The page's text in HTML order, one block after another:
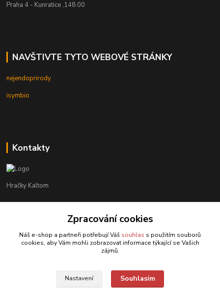
Praha 4 - Kunratice ,148 00
NAVŠTIVTE TYTO WEBOVÉ STRÁNKY
nejendoprirody
isymbio
Kontakty
Hračky Kaltom
+420 777 538 008
hrackykaltom@gmail.com
Zpracování cookies
Náš e-shop a partneři potřebují Váš souhlas s použitím souborů
cookies, aby Vám mohli zobrazovat informace týkající se Vašich
zájmů.
Nastavení Souhlasím